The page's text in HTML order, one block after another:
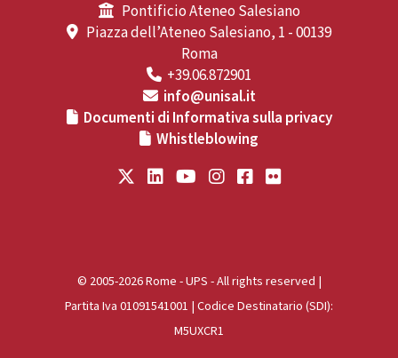
Pontificio Ateneo Salesiano
Piazza dell’Ateneo Salesiano, 1 - 00139
Roma
+39.06.872901
info@unisal.it
Documenti di Informativa sulla privacy
Whistleblowing
© 2005-2026 Rome - UPS - All rights reserved |
Partita Iva 01091541001 | Codice Destinatario (SDI):
M5UXCR1